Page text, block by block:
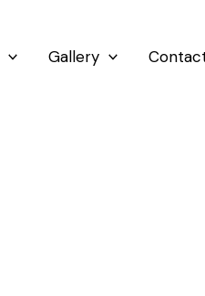
Gallery